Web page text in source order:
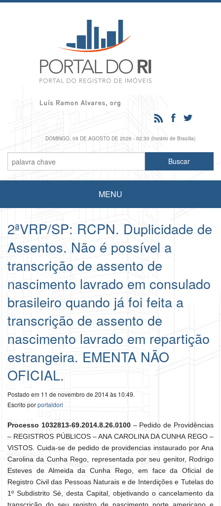
DOMINGO, 09 DE AGOSTO DE 2026 - 02:30 (horário de Brasília)
MENU
2ªVRP/SP: RCPN. Duplicidade de
Assentos. Não é possível a
transcrição de assento de
nascimento lavrado em consulado
brasileiro quando já foi feita a
transcrição de assento de
nascimento lavrado em repartição
estrangeira. EMENTA NÃO
OFICIAL.
Postado em 11 de novembro de 2014 às 10:49.
Escrito porportaldori
Processo 1032813-69.2014.8.26.0100– Pedido de Providências
– REGISTROS PÚBLICOS – ANA CAROLINA DA CUNHA REGO –
VISTOS. Cuida-se de pedido de providencias instaurado por Ana
Carolina da Cunha Rego, representada por seu genitor, Rodrigo
Esteves de Almeida da Cunha Rego, em face da Oficial de
Registro Civil das Pessoas Naturais e de Interdições e Tutelas do
1º Subdistrito Sé, desta Capital, objetivando o cancelamento da